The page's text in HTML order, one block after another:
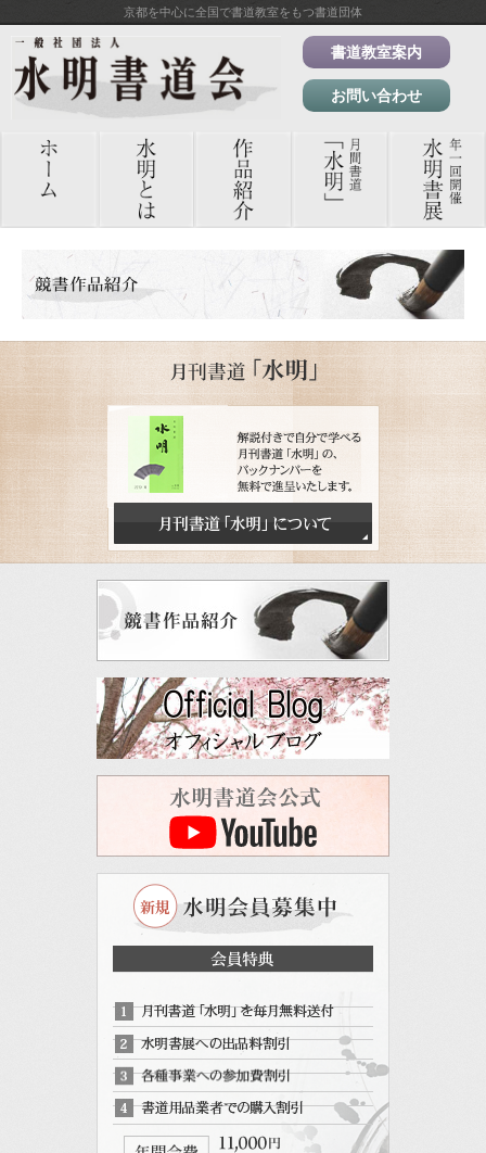
京都を中心に全国で書道教室をもつ書道団体
書道教室案内
お問い合わせ